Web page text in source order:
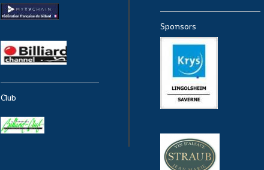
Club
Sponsors